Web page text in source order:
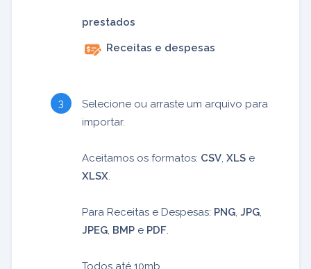
prestados
Receitas e despesas
Selecione ou arraste um arquivo para
importar.
Aceitamos os formatos: CSV XLS e
XLSX
Para Receitas e Despesas: PNG JPG
JPEG BMP e PDF
Todos até 10mb.